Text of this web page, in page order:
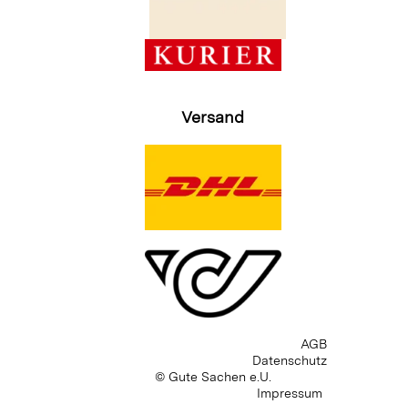
Versand
© Gute Sachen e.U.
AGB
Datenschutz
Impressum